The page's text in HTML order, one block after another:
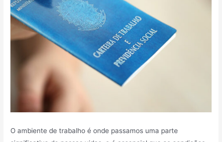
O ambiente de trabalho é onde passamos uma parte